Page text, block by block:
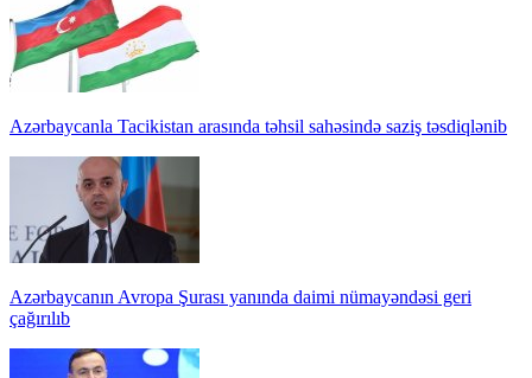
Azərbaycanla Tacikistan arasında təhsil sahəsində saziş təsdiqlənib
Azərbaycanın Avropa Şurası yanında daimi nümayəndəsi geri
çağırılıb